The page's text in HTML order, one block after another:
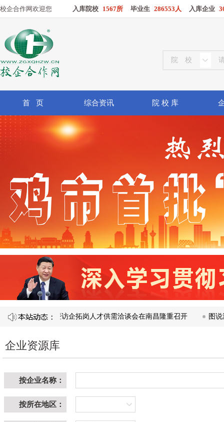
校企合作网欢迎您 入库院校 1567所 毕业生 286553人 入库企业
首 页 综合资讯 院 校 库
校企合作暨访企拓岗人才供需洽谈会在南昌隆重召开​ 图说济
企业资源库
按企业名称：
按所在地区：